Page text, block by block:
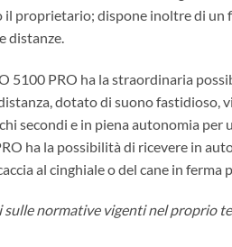
proprietario; dispone inoltre di un
distanze.
5100 PRO ha la straordinaria
dotato di suono fastidioso,
secondi e in piena autonomia per
ha la possibilità di ricevere in
al cinghiale o del cane in ferma
sulle normative vigenti nel proprio